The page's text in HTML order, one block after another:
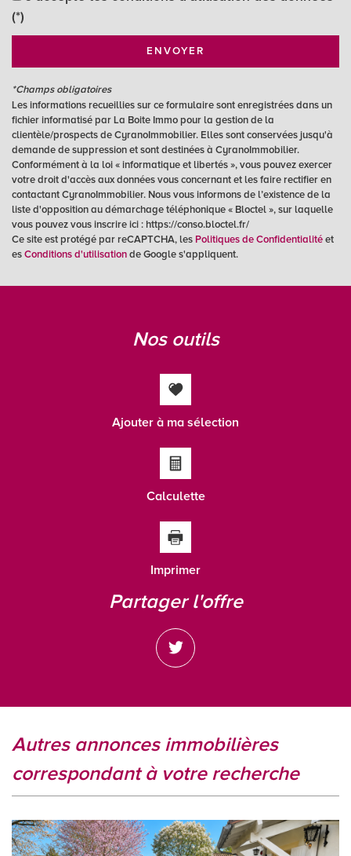
Gare ferroviaire
statistiques
Nombre d'habitants
27 973
Propriétaires (vs. locataires)
50,69 %
Taxe habitation
Taxe foncière
Habitants de plus de 55 ans
Familles avec 1 ou 2 enfants
(*)
ENVOYER
*Champs obligatoires
Les informations recueillies sur ce formulaire sont enregistrées dans un
fichier informatisé par La Boite Immo pour la gestion de la
clientèle/prospects de CyranoImmobilier. Elles sont conservées jusqu'à
demande de suppression et sont destinées à CyranoImmobilier.
Conformément à la loi « informatique et libertés », vous pouvez exercer
votre droit d'accès aux données vous concernant et les faire rectifier en
contactant CyranoImmobilier. Nous vous informons de l’existence de la
liste d'opposition au démarchage téléphonique « Bloctel », sur laquelle
vous pouvez vous inscrire ici : https://conso.bloctel.fr/
Ce site est protégé par reCAPTCHA, les Politiques de Confidentialitéet
esConditions d'utilisationde Google s'appliquent.
nos outils
Ajouter à ma sélection
Calculette
Imprimer
partager l'offre
autres annonces immobilières
correspondant à votre recherche